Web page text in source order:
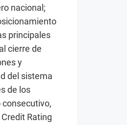
nacional;
principales
cierre de
y
del sistema
de los
Rating